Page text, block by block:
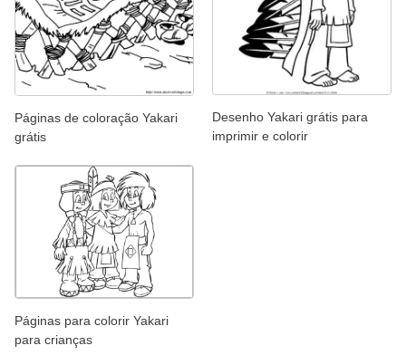
Páginas de coloração Yakari
grátis
Desenho Yakari grátis para
imprimir e colorir
Páginas para colorir Yakari
para crianças